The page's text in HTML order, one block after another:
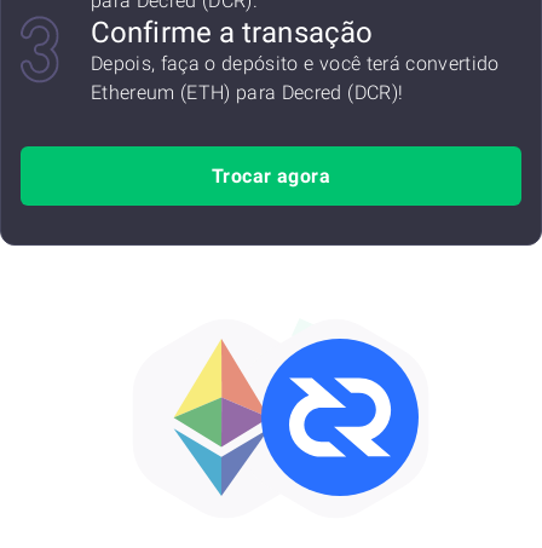
Confirme a transação
Depois, faça o depósito e você terá convertido
Ethereum (ETH) para Decred (DCR)!
Trocar agora